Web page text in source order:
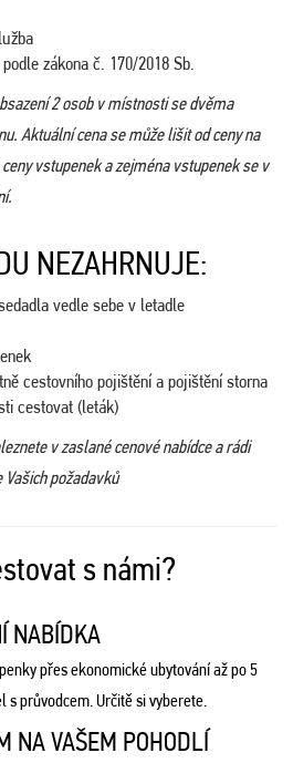
zákona č. 170/2018 Sb.
2 osob v místnosti se dvěma
Aktuální cena se může lišit od ceny na
vstupenek a zejména vstupenek se v
NEZAHRNUJE:
vedle sebe v letadle
cestovního pojištění a pojištění storna
cestovat (leták)
v zaslané cenové nabídce a rádi
požadavků
s námi?
NABÍDKA
přes ekonomické ubytování až po 5
s průvodcem. Určitě si vyberete.
NA VAŠEM POHODLÍ